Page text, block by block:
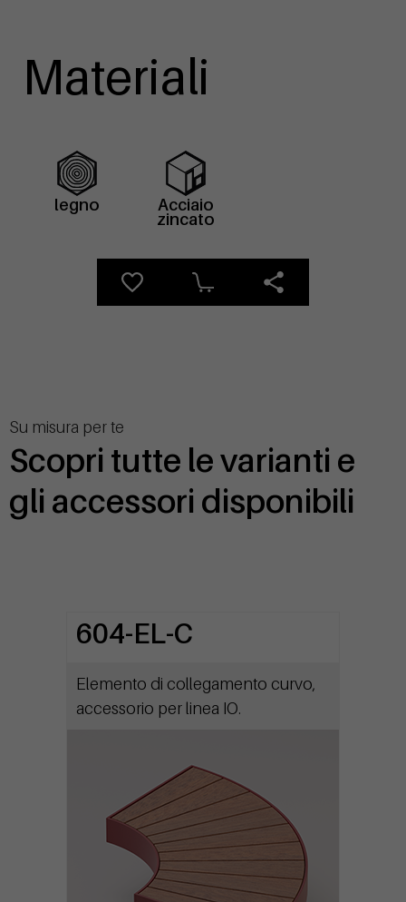
Materiali
legno Acciaio
zincato
Su misura per te
Scopri tutte le varianti e
gli accessori disponibili
604-EL-C
Elemento di collegamento curvo,
accessorio per linea IO.